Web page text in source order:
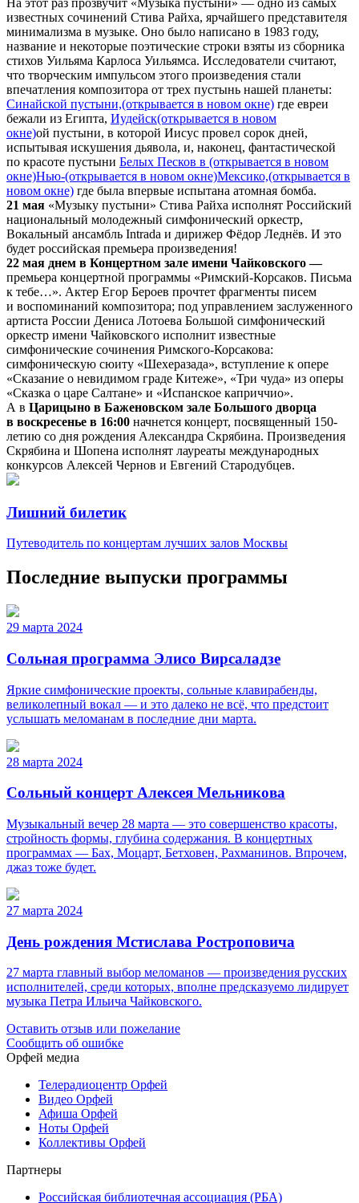
известных сочинений Стива Райха, ярчайшего представителя
минимализма в музыке. Оно было написано в 1983 году,
название и некоторые поэтические строки взяты из сборника
стихов Уильяма Карлоса Уильямса. Исследователи считают,
что творческим импульсом этого произведения стали
впечатления композитора от трех пустынь нашей планеты:
Синайской пустыни,(открывается в новом окне) где евреи
бежали из Египта, Иудейск(открывается в новом
окне)ой пустыни, в которой Иисус провел сорок дней,
испытывая искушения дьявола, и, наконец, фантастической
по красоте пустыни Белых Песков в (открывается в новом
окне)Нью-(открывается в новом окне)Мексико,(открывается в
новом окне) где была впервые испытана атомная бомба.
21 мая «Музыку пустыни» Стива Райха исполнят Российский
национальный молодежный симфонический оркестр,
Вокальный ансамбль Intrada и дирижер Фёдор Леднёв. И это
будет российская премьера произведения!
22 мая днем в Концертном зале имени Чайковского —
премьера концертной программы «Римский-Корсаков. Письма
к тебе…». Актер Егор Бероев прочтет фрагменты писем
и воспоминаний композитора; под управлением заслуженного
артиста России Дениса Лотоева Большой симфонический
оркестр имени Чайковского исполнит известные
симфонические сочинения Римского-Корсакова:
симфоническую сюиту «Шехеразада», вступление к опере
«Сказание о невидимом граде Китеже», «Три чуда» из оперы
«Сказка о царе Салтане» и «Испанское каприччио».
А в Царицыно в Баженовском зале Большого дворца
в воскресенье в 16:00 начнется концерт, посвященный 150-
летию со дня рождения Александра Скрябина. Произведения
Скрябина и Шопена исполнят лауреаты международных
конкурсов Алексей Чернов и Евгений Стародубцев.
Лишний билетик
Путеводитель по концертам лучших залов Москвы
Последние выпуски программы
29 марта 2024
Сольная программа Элисо Вирсаладзе
Яркие симфонические проекты, сольные клавирабенды,
великолепный вокал — и это далеко не всё, что предстоит
услышать меломанам в последние дни марта.
28 марта 2024
Сольный концерт Алексея Мельникова
Музыкальный вечер 28 марта — это совершенство красоты,
стройность формы, глубина содержания. В концертных
программах — Бах, Моцарт, Бетховен, Рахманинов. Впрочем,
джаз тоже будет.
27 марта 2024
День рождения Мстислава Ростроповича
27 марта главный выбор меломанов — произведения русских
исполнителей, среди которых, вполне предсказуемо лидирует
музыка Петра Ильича Чайковского.
Оставить отзыв или пожелание
Сообщить об ошибке
Орфей медиа
Телерадиоцентр Орфей
Видео Орфей
Афиша Орфей
Ноты Орфей
Коллективы Орфей
Партнеры
Российская библиотечная ассоциация (РБА)